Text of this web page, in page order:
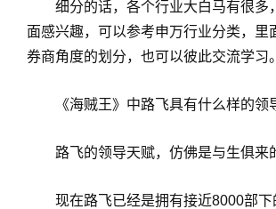
细分的话，各个行业大白马有很多
面感兴趣，可以参考申万行业分类，里
券商角度的划分，也可以彼此交流学习。
《海贼王》中路飞具有什么样的领
路飞的领导天赋，仿佛是与生俱来
现在路飞已经是拥有接近8000部下